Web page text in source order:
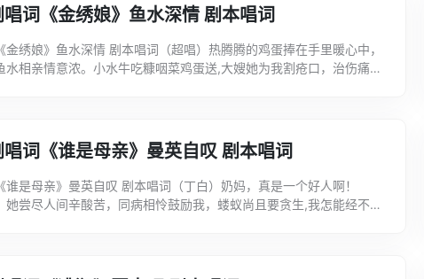
词《金绣娘》鱼水深情 剧本唱词
金绣娘》鱼水深情 剧本唱词（超唱）热腾腾的鸡蛋捧在手里暖心中，
水相亲情意浓。小水牛吃糠咽菜鸡蛋送,大嫂她为我割疮口，治伤痛，
词《谁是母亲》曼英自叹 剧本唱词
谁是母亲》曼英自叹 剧本唱词（丁白）奶妈，真是一个好人啊！
她尝尽人间辛酸苦，同病相怜鼓励我，蝼蚁尚且要贪生,我怎能经不起